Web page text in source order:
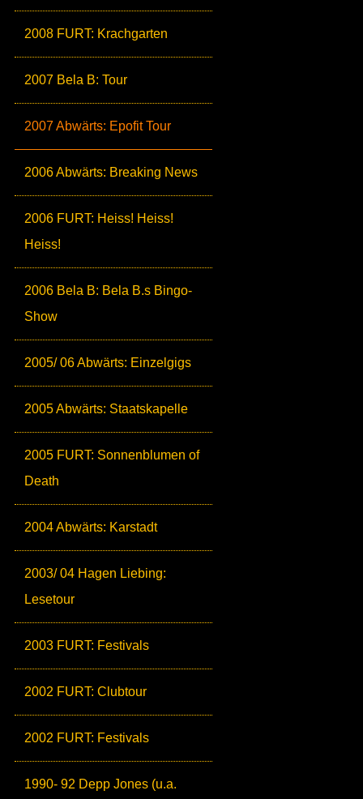
2008 FURT: Krachgarten
2007 Bela B: Tour
2007 Abwärts: Epofit Tour
2006 Abwärts: Breaking News
2006 FURT: Heiss! Heiss!
Heiss!
2006 Bela B: Bela B.s Bingo-
Show
2005/ 06 Abwärts: Einzelgigs
2005 Abwärts: Staatskapelle
2005 FURT: Sonnenblumen of
Death
2004 Abwärts: Karstadt
2003/ 04 Hagen Liebing:
Lesetour
2003 FURT: Festivals
2002 FURT: Clubtour
2002 FURT: Festivals
1990- 92 Depp Jones (u.a.